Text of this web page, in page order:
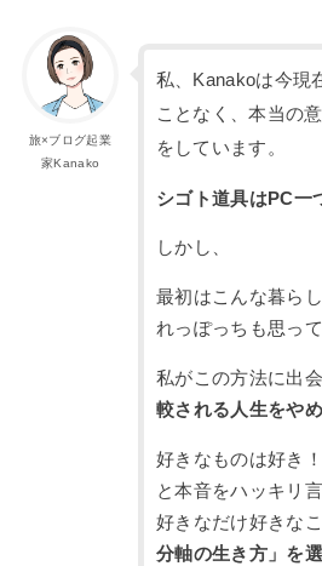
旅×ブログ起業
家Kanako
私、Kanakoは今現
ことなく、本当の
をしています。
シゴト道具はPC一
しかし、
最初はこんな暮ら
れっぽっちも思っ
私がこの方法に出
較される人生をやめ
好きなものは好き
と本音をハッキリ
好きなだけ好きな
分軸の生き方」を